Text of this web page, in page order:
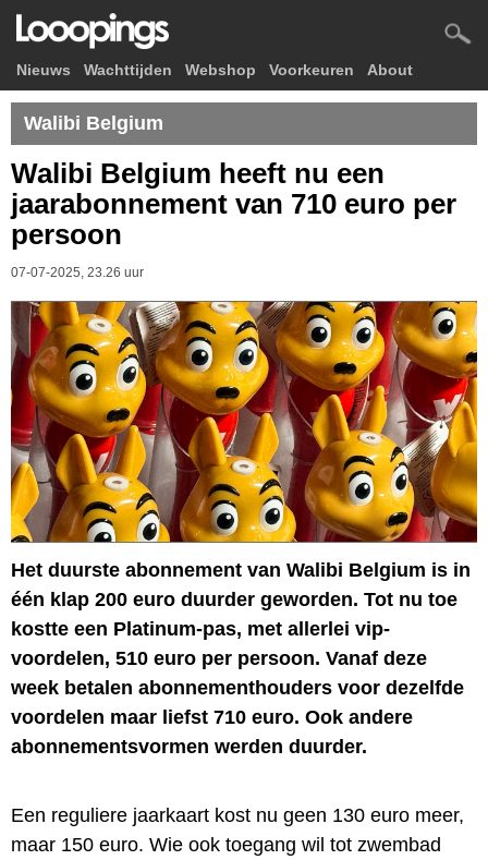
Nieuws Wachttijden Webshop Voorkeuren About
Walibi Belgium
Walibi Belgium heeft nu een
jaarabonnement van 710 euro per
persoon
07-07-2025, 23.26 uur
Het duurste abonnement van Walibi Belgium is in
één klap 200 euro duurder geworden. Tot nu toe
kostte een Platinum-pas, met allerlei vip-
voordelen, 510 euro per persoon. Vanaf deze
week betalen abonnementhouders voor dezelfde
voordelen maar liefst 710 euro. Ook andere
abonnementsvormen werden duurder.
Een reguliere jaarkaart kost nu geen 130 euro meer,
maar 150 euro. Wie ook toegang wil tot zwembad